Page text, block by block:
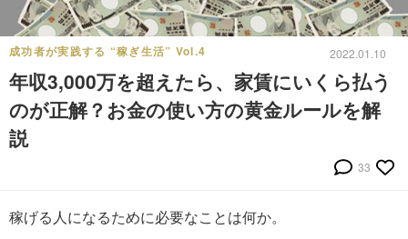
成功者が実践する “稼ぎ生活” Vol.4 2022.01.10
年収3,000万を超えたら、家賃にいくら払う
のが正解？お金の使い方の黄金ルールを解
説
33
稼げる人になるために必要なことは何か。